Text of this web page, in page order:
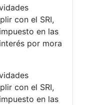
con el SRI,
en las
por mora
con el SRI,
en las